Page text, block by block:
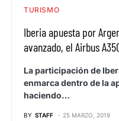
TURISMO
Iberia apuesta por
avanzado, el Airbus
La participación de
enmarca dentro de la
haciendo…
BY STAFF 25 MARZO, 2019